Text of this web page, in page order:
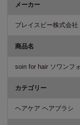
メーカー
ブレイスビー株式会社
商品名
soin for hair ソワンフ
カテゴリー
ヘアケア ヘアブラシ